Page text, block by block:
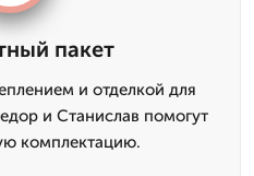
пакет
и отделкой для
и Станислав помогут
комплектацию.